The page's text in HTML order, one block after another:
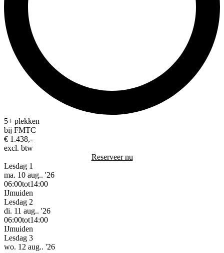
5+ plekken
bij FMTC
€ 1.438,-
excl. btw
Reserveer nu
Lesdag 1
ma. 10 aug.. '26
06:00tot14:00
IJmuiden
Lesdag 2
di. 11 aug.. '26
06:00tot14:00
IJmuiden
Lesdag 3
wo. 12 aug.. '26